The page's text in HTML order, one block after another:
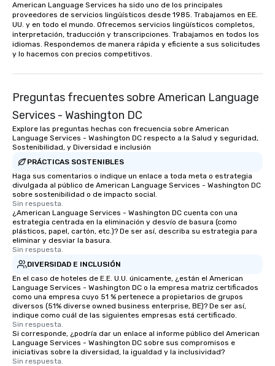
American Language Services ha sido uno de los principales
proveedores de servicios lingüísticos desde 1985. Trabajamos en EE.
UU. y en todo el mundo. Ofrecemos servicios lingüísticos completos,
interpretación, traducción y transcripciones. Trabajamos en todos los
idiomas. Respondemos de manera rápida y eficiente a sus solicitudes
y lo hacemos con precios competitivos.
Preguntas frecuentes sobre American Language
Services - Washington DC
Explore las preguntas hechas con frecuencia sobre American
Language Services - Washington DC respecto a la Salud y seguridad,
Sostenibilidad, y Diversidad e inclusión
PRÁCTICAS SOSTENIBLES
Haga sus comentarios o indique un enlace a toda meta o estrategia
divulgada al público de American Language Services - Washington DC
sobre sostenibilidad o de impacto social.
Sin respuesta.
¿American Language Services - Washington DC cuenta con una
estrategia centrada en la eliminación y desvío de basura (como
plásticos, papel, cartón, etc.)? De ser así, describa su estrategia para
eliminar y desviar la basura.
Sin respuesta.
DIVERSIDAD E INCLUSIÓN
En el caso de hoteles de E.E. U.U. únicamente, ¿están el American
Language Services - Washington DC o la empresa matriz certificados
como una empresa cuyo 51 % pertenece a propietarios de grupos
diversos (51% diverse owned business enterprise, BE)? De ser así,
indique como cuál de las siguientes empresas está certificado.
Sin respuesta.
Si corresponde, ¿podría dar un enlace al informe público del American
Language Services - Washington DC sobre sus compromisos e
iniciativas sobre la diversidad, la igualdad y la inclusividad?
Sin respuesta.